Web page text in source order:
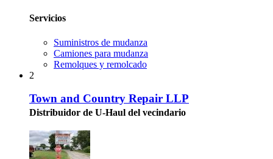
Servicios
Suministros de mudanza
Camiones para mudanza
Remolques y remolcado
2
Town and Country Repair LLP
Distribuidor de U-Haul del vecindario